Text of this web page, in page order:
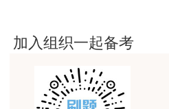
用户m0****88
最棒的预习课
用户m2****66
加入组织一起备考